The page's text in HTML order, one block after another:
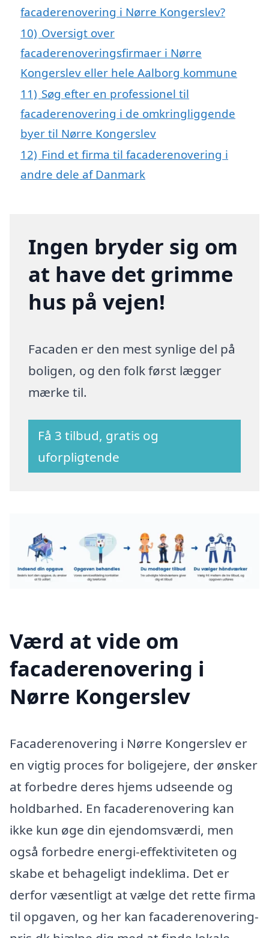
facaderenovering i Nørre Kongerslev?
10) Oversigt over
facaderenoveringsfirmaer i Nørre
Kongerslev eller hele Aalborg kommune
11) Søg efter en professionel til
facaderenovering i de omkringliggende
byer til Nørre Kongerslev
12) Find et firma til facaderenovering i
andre dele af Danmark
Ingen bryder sig om
at have det grimme
hus på vejen!
Facaden er den mest synlige del på
boligen, og den folk først lægger
mærke til.
Få 3 tilbud, gratis og
uforpligtende
Værd at vide om
facaderenovering i
Nørre Kongerslev
Facaderenovering i Nørre Kongerslev er
en vigtig proces for boligejere, der ønsker
at forbedre deres hjems udseende og
holdbarhed. En facaderenovering kan
ikke kun øge din ejendomsværdi, men
også forbedre energi-effektiviteten og
skabe et behageligt indeklima. Det er
derfor væsentligt at vælge det rette firma
til opgaven, og her kan facaderenovering-